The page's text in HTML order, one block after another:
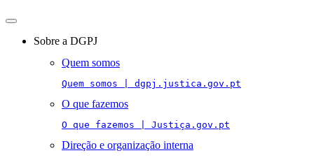
Toggle
navigationSobre a DGPJ
Quem somos
Quem somos | dgpj.justica.gov.pt
O que fazemos
O que fazemos | Justiça.gov.pt
Direção e organização interna